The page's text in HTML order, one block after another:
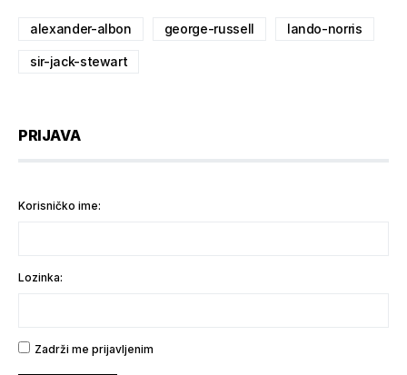
alexander-albon george-russell lando-norris
sir-jack-stewart
PRIJAVA
Korisničko ime:
Lozinka:
Zadrži me prijavljenim